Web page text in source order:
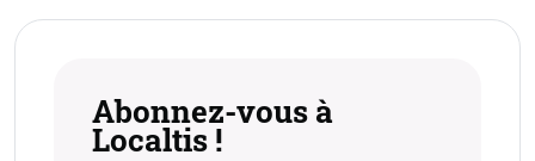
Abonnez-vous à
Localtis !